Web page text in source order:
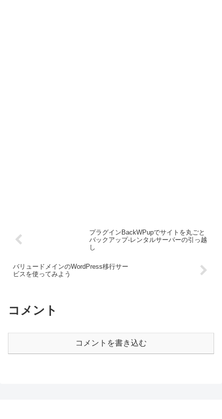
プラグインBackWPupでサイトを丸ごと
バックアップ-レンタルサーバーの引っ越
し
バリュードメインのWordPress移行サー
ビスを使ってみよう
コメント
コメントを書き込む